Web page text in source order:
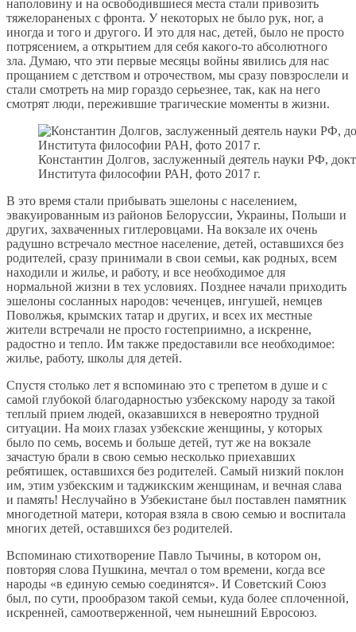
наполовину и на освободившиеся места стали привозить
тяжелораненых с фронта. У некоторых не было рук, ног, а
иногда и того и другого. И это для нас, детей, было не просто
потрясением, а открытием для себя какого-то абсолютного
зла. Думаю, что эти первые месяцы войны явились для нас
прощанием с детством и отрочеством, мы сразу повзрослели и
стали смотреть на мир гораздо серьезнее, так, как на него
смотрят люди, пережившие трагические моменты в жизни.
Константин Долгов, заслуженный деятель науки РФ,
Института философии РАН, фото 2017 г.
В это время стали прибывать эшелоны с населением,
эвакуированным из районов Белоруссии, Украины, Польши и
других, захваченных гитлеровцами. На вокзале их очень
радушно встречало местное население, детей, оставшихся без
родителей, сразу принимали в свои семьи, как родных, всем
находили и жилье, и работу, и все необходимое для
нормальной жизни в тех условиях. Позднее начали приходить
эшелоны сосланных народов: чеченцев, ингушей, немцев
Поволжья, крымских татар и других, и всех их местные
жители встречали не просто гостеприимно, а искренне,
радостно и тепло. Им также предоставили все необходимое:
жилье, работу, школы для детей.
Спустя столько лет я вспоминаю это с трепетом в душе и с
самой глубокой благодарностью узбекскому народу за такой
теплый прием людей, оказавшихся в невероятно трудной
ситуации. На моих глазах узбекские женщины, у которых
было по семь, восемь и больше детей, тут же на вокзале
зачастую брали в свою семью несколько приехавших
ребятишек, оставшихся без родителей. Самый низкий поклон
им, этим узбекским и таджикским женщинам, и вечная слава
и память! Неслучайно в Узбекистане был поставлен памятник
многодетной матери, которая взяла в свою семью и воспитала
многих детей, оставшихся без родителей.
Вспоминаю стихотворение Павло Тычины, в котором он,
повторяя слова Пушкина, мечтал о том времени, когда все
народы «в единую семью соединятся». И Советский Союз
был, по сути, прообразом такой семьи, куда более сплоченной,
искренней, самоотверженной, чем нынешний Евросоюз.